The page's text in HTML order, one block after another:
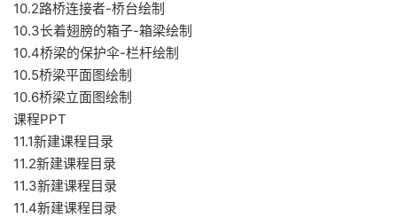
10.2路桥连接者-桥台绘制
10.3长着翅膀的箱子-箱梁绘制
10.4桥梁的保护伞-栏杆绘制
10.5桥梁平面图绘制
10.6桥梁立面图绘制
课程PPT
11.1新建课程目录
11.2新建课程目录
11.3新建课程目录
11.4新建课程目录